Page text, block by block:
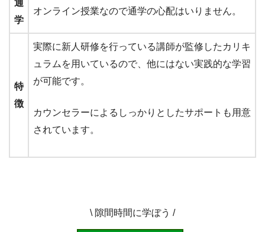
通
学
オンライン授業なので通学の心配はいりません。
特
徴
実際に新人研修を行っている講師が監修したカリキ
ュラムを用いているので、他にはない実践的な学習
が可能です。
カウンセラーによるしっかりとしたサポートも用意
されています。
\ 隙間時間に学ぼう /